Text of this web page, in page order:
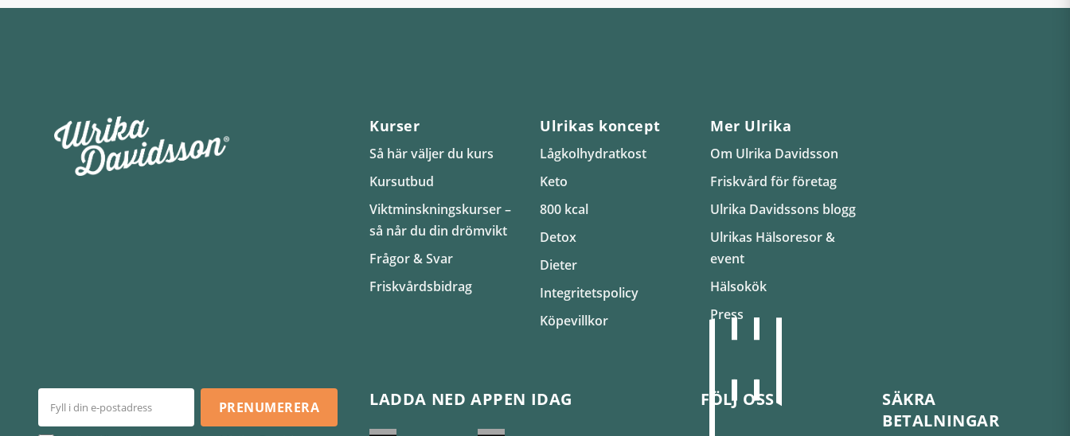
Kurser
Så här väljer du kurs
Kursutbud
Viktminskningskurser –
så når du din drömvikt
Frågor & Svar
Friskvårdsbidrag
Ulrikas koncept
Lågkolhydratkost
Keto
800 kcal
Detox
Dieter
Integritetspolicy
Köpevillkor
Mer Ulrika
Om Ulrika Davidsson
Friskvård för företag
Ulrika Davidssons blogg
Ulrikas Hälsoresor &
event
Hälsokök
Press
PRENUMERERA LADDA NED APPEN IDAG FÖLJ OSS
SÄKRA
BETALNINGAR